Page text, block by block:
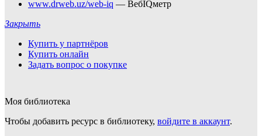
www.drweb.uz/web-iq — ВебIQметр
Закрыть
Купить у партнёров
Купить онлайн
Задать вопрос о покупке
Моя библиотека
Чтобы добавить ресурс в библиотеку, войдите в аккаунт.